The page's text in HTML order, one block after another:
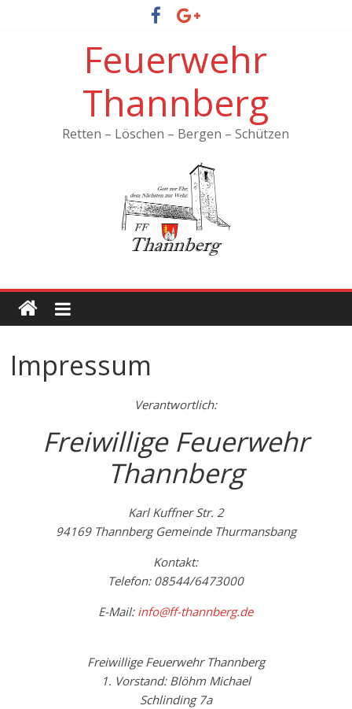
Feuerwehr
Thannberg
Retten – Löschen – Bergen – Schützen
Impressum
Verantwortlich:
Freiwillige Feuerwehr
Thannberg
Karl Kuffner Str. 2
94169 Thannberg Gemeinde Thurmansbang
Kontakt:
Telefon: 08544/6473000
E-Mail: info@ff-thannberg.de
Freiwillige Feuerwehr Thannberg
1. Vorstand: Blöhm Michael
Schlinding 7a